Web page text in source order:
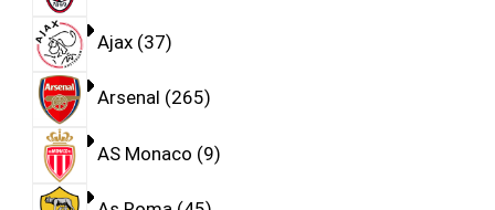
Ajax 37
Arsenal 265
AS Monaco 9